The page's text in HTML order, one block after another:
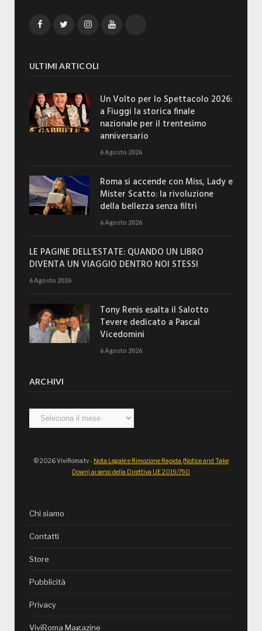
FacebookTwitterInstagramYouTube
ULTIMI ARTICOLI
Un Volto per lo Spettacolo 2026:
a Fiuggi la storica finale
nazionale per il trentesimo
anniversario
6 Agosto 2026
Roma si accende con Miss, Lady e
Mister Scatto: la rivoluzione
della bellezza senza filtri
6 Agosto 2026
LE PAGINE DELL’ESTATE: QUANDO UN LIBRO
DIVENTA UN VIAGGIO DENTRO NOI STESSI
6 Agosto 2026
Tony Renis esalta il Salotto
Tevere dedicato a Pascal
Vicedomini
6 Agosto 2026
ARCHIVI
Archivi
© 2026 ViviRoma.tv - Nota Legale e Rimozione Rapida (Notice and Take
Down) ai sensi della Direttiva UE 2019/790
Chi siamo
Contatti
Store
Pubblicità
Privacy
ViviRoma Magazine